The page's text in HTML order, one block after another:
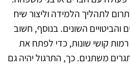
לתהליך הלמידה וליצור שיח
השונים. בנוסף, חשוב
קושי שונות, כדי לפתח את
משתנים. כך, התרגול יהיה גם